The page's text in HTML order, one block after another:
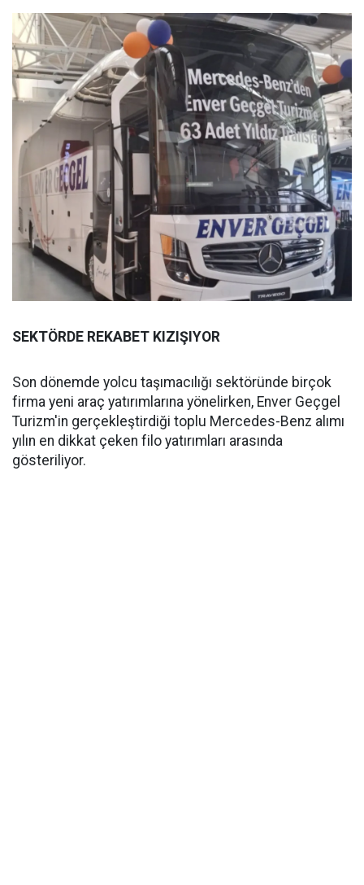
SEKTÖRDE REKABET KIZIŞIYOR
Son dönemde yolcu taşımacılığı sektöründe birçok
firma yeni araç yatırımlarına yönelirken, Enver Geçgel
Turizm'in gerçekleştirdiği toplu Mercedes-Benz alımı
yılın en dikkat çeken filo yatırımları arasında
gösteriliyor.